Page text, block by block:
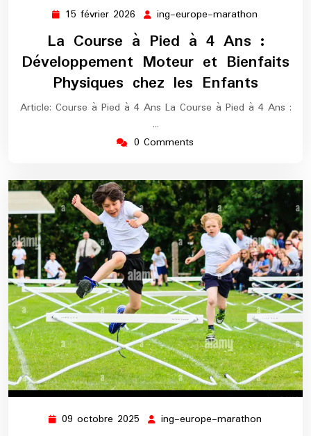
15 février 2026 15
février
2026
ing-europe-marathon
marathon
La Course à Pied à 4 Ans :
Développement Moteur et Bienfaits
Physiques chez les Enfants
Article: Course à Pied à 4 Ans La Course à Pied à 4 Ans :
…
0 Comments
09 octobre 2025 09
ing-europe-marathon